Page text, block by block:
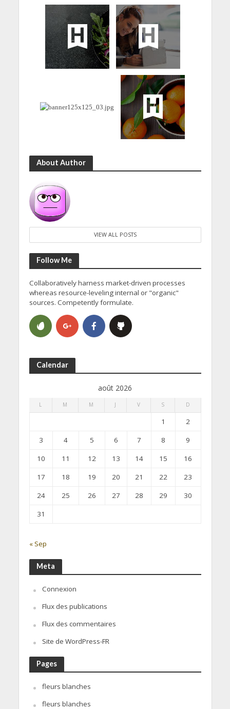
About Author
VIEW ALL POSTS
Follow Me
Collaboratively harness market-driven processes
whereas resource-leveling internal or "organic"
sources. Competently formulate.
Calendar
août 2026
L M M J V S D
1
2
3
4 5 6 7 8
9
10
11 12 13 14 15
16
17
18 19 20 21 22
23
24
25 26 27 28 29
30
31
« Sep
Meta
Connexion
Flux des publications
Flux des commentaires
Site de WordPress-FR
Pages
fleurs blanches
fleurs blanches